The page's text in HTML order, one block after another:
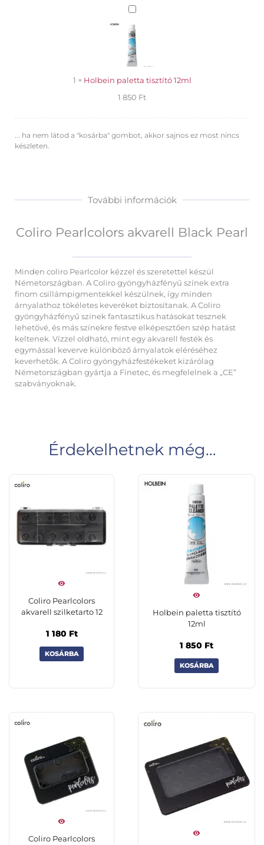
Holbein
tisztító
12ml
1 × Holbein paletta tisztító 12ml
1 850 Ft
... ha nem látod a "kosárba" gombot, akkor sajnos ez most nincs
készleten.
További információk
Coliro Pearlcolors akvarell Black Pearl
Minden coliro Pearlcolor kézzel és szeretettel készül
Németországban. A Coliro gyöngyházfényű színek extra
finom csillámpigmentekkel készülnek, így minden
árnyalathoz tökéletes keveréket biztosítanak. A Coliro
gyöngyházfényű színek fantasztikus hatásokat tesznek
lehetővé, és más színekre festve elképesztően szép hatást
keltenek. Vízzel oldható, mint egy akvarell festék és
egymással keverve különböző árnyalatok eléréséhez
keverhetők. A Coliro gyöngyházfestékeket kizárólag
Németországban gyártja a Finetec, és megfelelnek a „CE”
szabványoknak.
Érdekelhetnek még…
Coliro Pearlcolors
akvarell szilketarto 12
1 180 Ft
KOSÁRBA
Holbein paletta tisztító
12ml
1 850 Ft
KOSÁRBA
Coliro Pearlcolors